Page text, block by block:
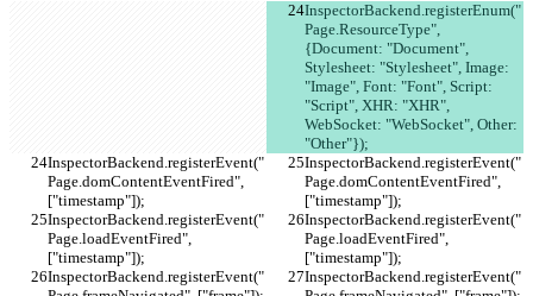
InspectorBackend.registerEnum("
Page.ResourceType",
{Document: "Document",
Stylesheet: "Stylesheet", Image:
"Image", Font: "Font", Script:
"Script", XHR: "XHR",
WebSocket: "WebSocket", Other:
"Other"});
InspectorBackend.registerEvent("
Page.domContentEventFired",
["timestamp"]);
InspectorBackend.registerEvent("
Page.domContentEventFired",
["timestamp"]);
InspectorBackend.registerEvent("
Page.loadEventFired",
["timestamp"]);
InspectorBackend.registerEvent("
Page.loadEventFired",
["timestamp"]);
InspectorBackend.registerEvent("
InspectorBackend.registerEvent("